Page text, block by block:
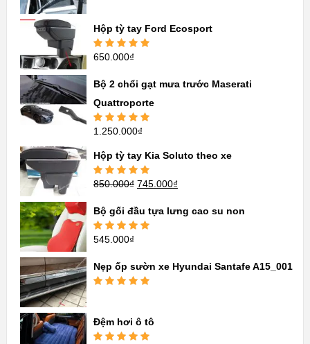
Hộp tỳ tay Ford Ecosport
Được xếp
650.000₫
Bộ 2 chổi gạt mưa trước Maserati
Quattroporte
Được xếp
sao
1.250.000₫
Hộp tỳ tay Kia Soluto theo xe
Được xếp
850.000₫ 745.000₫
Bộ gối đầu tựa lưng cao su non
Được xếp
545.000₫
Nẹp ốp sườn xe Hyundai Santafe A15_001
Đệm hơi ô tô